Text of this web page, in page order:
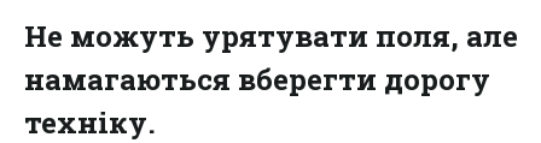
Не можуть урятувати поля, але
намагаються вберегти дорогу
техніку.